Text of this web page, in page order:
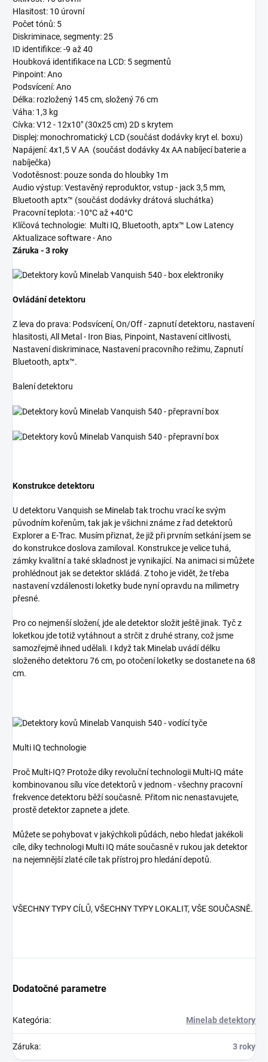
Hlasitost: 10 úrovní
Počet tónů: 5
Diskriminace, segmenty: 25
ID identifikce:-9 až 40
Houbková identifikace na LCD: 5 segmentů
Pinpoint: Ano
Podsvícení:Ano
Délka: rozložený 145 cm, složený 76 cm
Váha: 1,3 kg
Cívka: V12 - 12x10" (30x25 cm) 2Ds krytem
Displej: monochromatický LCD (součást dodávky kryt el. boxu)
Napájení: 4x1,5 V AA (součást dodávky 4x AA nabíjecí baterie a
nabíječka)
Vodotěsnost: pouze sonda do hloubky 1m
Audio výstup: Vestavěný reproduktor, vstup - jack 3,5 mm,
Bluetooth aptx™ (součást dodávky drátová sluchátka)
Pracovní teplota: -10°C až +40°C
Klíčová technologie: Multi IQ, Bluetooth, aptx™ Low Latency
Aktualizace software- Ano
Záruka - 3 roky
Ovládání detektoru
Z leva do prava: Podsvícení, On/Off - zapnutí detektoru, nastavení
hlasitosti, All Metal - Iron Bias, Pinpoint, Nastavení citlivosti,
Nastavení diskriminace, Nastavení pracovního režimu, Zapnutí
Bluetooth, aptx™.
Balení detektoru
Konstrukce detektoru
U detektoru Vanquish se Minelab tak trochu vrací ke svým
původním kořenům, tak jak je všichni známe z řad detektorů
Explorer a E-Trac. Musím přiznat, že již při prvním setkání jsem se
do konstrukce doslova zamiloval. Konstrukce je velice tuhá,
zámky kvalitní a také skladnost je vynikající. Na animaci si můžete
prohlédnout jak se detektor skládá. Z toho je vidět, že třeba
nastavení vzdálenosti loketky bude nyní opravdu na milimetry
přesné.
Pro co nejmenší složení, jde ale detektor složit ještě jinak. Tyč z
loketkou jde totiž vytáhnout a strčit z druhé strany, což jsme
samozřejmě ihned udělali. I když tak Minelab uvádí délku
složeného detektoru 76 cm, po otočení loketky se dostanete na 68
cm.
Multi IQ technologie
Proč Multi-IQ? Protože díky revoluční technologii Multi-IQ máte
kombinovanou sílu více detektorů v jednom - všechny pracovní
frekvence detektoru běží současně. Přitom nic nenastavujete,
prostě detektor zapnete a jdete.
Můžete se pohybovat v jakýchkoli půdách, nebo hledat jakékoli
cíle, díky technologi Multi IQ máte současně v rukou jak detektor
na nejemnější zlaté cíle tak přístroj pro hledání depotů.
VŠECHNY TYPY CÍLŮ, VŠECHNY TYPY LOKALIT, VŠE SOUČASNĚ.
Dodatočné parametre
Kategória: Minelab detektory
Záruka: 3 roky